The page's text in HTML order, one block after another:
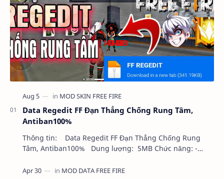
Data Regedit FF Đạn Thẳng Chống Rung Tâm,
Antiban100%
Thông tin: Data Regedit FF Đạn Thẳng Chống Rung
Tâm, Antiban100% Dung lượng: 5MB Chức năng: -